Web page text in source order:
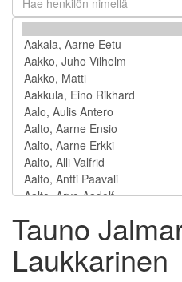
Tauno
Laukkarinen